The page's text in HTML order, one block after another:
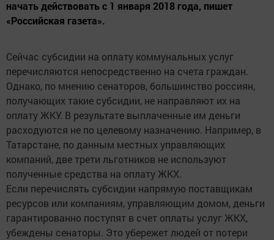
начать действовать с 1 января 2018 года, пишет
«Российская газета».
Сейчас субсидии на оплату коммунальных услуг
перечисляются непосредственно на счета граждан.
Однако, по мнению сенаторов, большинство россиян,
получающих такие субсидии, не направляют их на
оплату ЖКУ. В результате выплаченные им деньги
расходуются не по целевому назначению. Например, в
Татарстане, по данным местных управляющих
компаний, две трети льготников не используют
полученные средства на оплату ЖКХ.
Если перечислять субсидии напрямую поставщикам
ресурсов или компаниям, управляющим домом, деньги
гарантированно поступят в счет оплаты услуг ЖКХ,
убеждены сенаторы. Это убережет людей от потери